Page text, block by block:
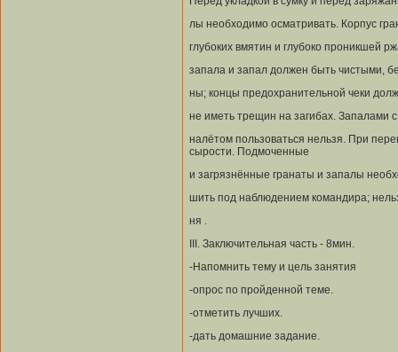
лы необходимо осматривать. Корпус
глубоких вмятин и глубоко проникшей
запала и запал должен быть чистыми,
ны; концы предохранительной чеки
не иметь трещин на загибах. Запалами
налётом пользоваться нельзя. При
сырости. Подмоченные
и загрязнённые гранаты и запалы
шить под наблюдением командира;
ня .
III. Заключительная часть - 8мин.
-Напомнить тему и цель занятия
-опрос по пройденной теме.
-отметить лучших.
-дать домашние задание.